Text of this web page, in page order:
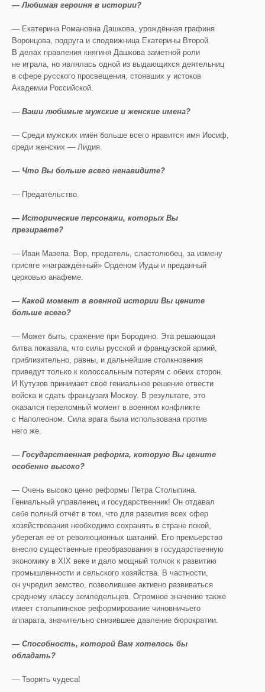
— Любимая героиня в истории?
— Екатерина Романовна Дашкова, урождённая графиня
Воронцова, подруга и сподвижница Екатерины Второй.
В делах правления княгиня Дашкова заметной роли
не играла, но являлась одной из выдающихся деятельниц
в сфере русского просвещения, стоявших у истоков
Академии Российской.
— Ваши любимые мужские и женские имена?
— Среди мужских имён больше всего нравится имя Иосиф,
среди женских — Лидия.
— Что Вы больше всего ненавидите?
— Предательство.
— Исторические персонажи, которых Вы
презираете?
— Иван Мазепа. Вор, предатель, сластолюбец, за измену
присяге «награждённый» Орденом Иуды и преданный
церковью анафеме.
— Какой момент в военной истории Вы цените
больше всего?
— Может быть, сражение при Бородино. Эта решающая
битва показала, что силы русской и французской армий,
приблизительно, равны, и дальнейшие столкновения
приведут только к колоссальным потерям с обеих сторон.
И Кутузов принимает своё гениальное решение отвести
войска и сдать французам Москву. В результате, это
оказался переломный момент в военном конфликте
с Наполеоном. Сила врага была использована против
него же.
— Государственная реформа, которую Вы цените
особенно высоко?
— Очень высоко ценю реформы Петра Столыпина.
Гениальный управленец и государственник! Он отдавал
себе полный отчёт в том, что для развития всех сфер
хозяйствования необходимо сохранять в стране покой,
уберегая её от революционных шатаний. Его премьерство
внесло существенные преобразования в государственную
экономику в XIX веке и дало мощный толчок к развитию
промышленности и сельского хозяйства. В частности,
он учредил земство, позволившее активно развиваться
среднему классу земледельцев. Огромное значение также
имеет столыпинское реформирование чиновничьего
аппарата, значительно снизившее давление бюрократии.
— Способность, которой Вам хотелось бы
обладать?
— Творить чудеса!